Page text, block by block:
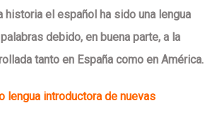
historia el español ha sido una lengua
debido, en buena parte, a la
tanto en España como en América.
lengua introductora de nuevas